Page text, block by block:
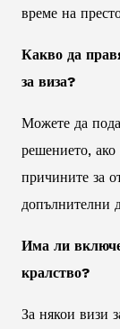
време на
Какво да
за виза?
Можете да
решението, ако
причините за
допълнителни
Има ли
кралство?
За някои визи